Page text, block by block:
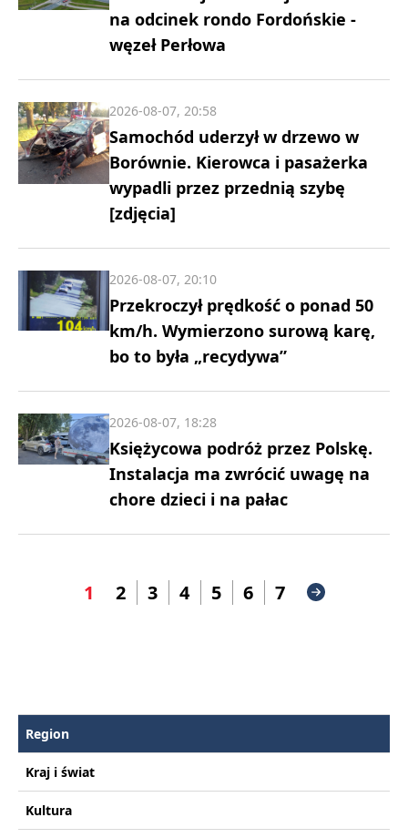
na odcinek rondo Fordońskie -
węzeł Perłowa
Samochód uderzył w drzewo w
Borównie. Kierowca i pasażerka
wypadli przez przednią szybę
[zdjęcia]
2026-08-07, 20:58
Przekroczył prędkość o ponad 50
km/h. Wymierzono surową karę,
bo to była „recydywa”
2026-08-07, 20:10
Księżycowa podróż przez Polskę.
Instalacja ma zwrócić uwagę na
chore dzieci i na pałac
2026-08-07, 18:28
1 2 3 4 5 6 7
Region
Kraj i świat
Kultura